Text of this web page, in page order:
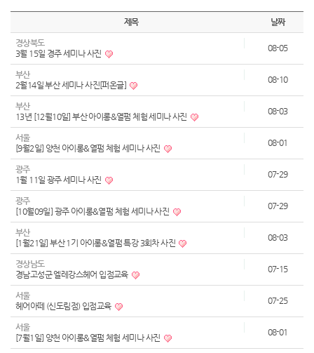
제목 날짜
경상북도
3월 15일 경주 세미나 사진
08-05
부산
2월14일 부산 세미나 사진[퍼온글]
08-10
부산
13년 [12월10일] 부산 아이롱&열펌 체험 세미나 사진
08-03
서울
[9월2일] 양천 아이롱&열펌 체험 세미나 사진
08-01
광주
1월 11일 광주 세미나 사진
07-29
광주
[10월09일] 광주 아이롱&열펌 체험 세미나 사진
07-29
부산
[1월21일] 부산 1기 아이롱&열펌 특강 3회차 사진
08-03
경상남도
경남고성군 엘레강스헤어 입점교육
07-15
서울
헤어아떼 (신도림점) 입점교육
07-25
서울
[7월1일] 양천 아이롱&열펌 체험 세미나 사진
08-01